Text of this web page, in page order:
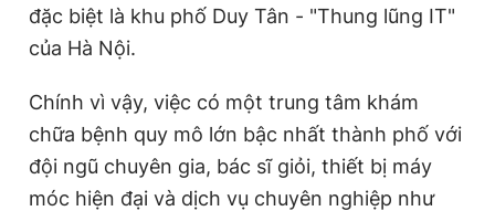
Giấy phép xuất bản số 110/GP - BTTTT cấp ngày 24.3.2020
© 2003-2026 Bản quyền thuộc về Báo Thanh Niên. Cấm sao
đặc biệt là khu phố Duy Tân - "Thung lũng IT"
của Hà Nội.
Chính vì vậy, việc có một trung tâm khám
chữa bệnh quy mô lớn bậc nhất thành phố với
đội ngũ chuyên gia, bác sĩ giỏi, thiết bị máy
móc hiện đại và dịch vụ chuyên nghiệp như